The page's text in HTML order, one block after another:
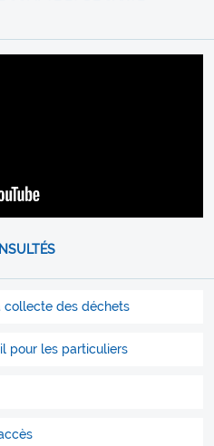
collecte des déchets
pour les particuliers